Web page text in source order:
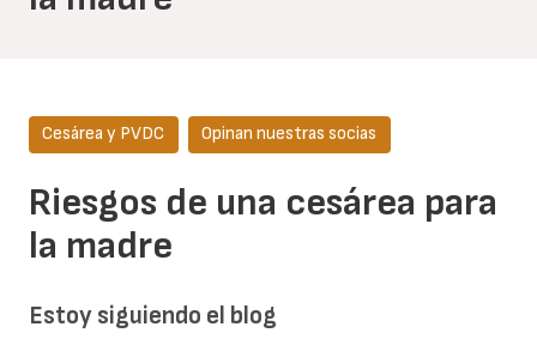
Riesgos de una cesárea para
la madre
Cesárea y PVDC Opinan nuestras socias
Estoy siguiendo el blog